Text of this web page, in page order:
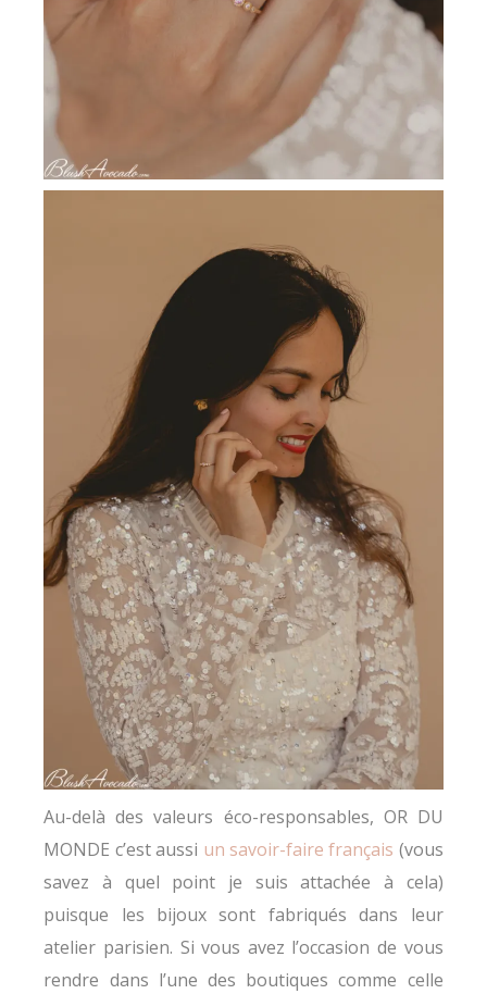
Au-delà des valeurs éco-responsables, OR DU
MONDE c’est aussi un savoir-faire français (vous
savez à quel point je suis attachée à cela)
puisque les bijoux sont fabriqués dans leur
atelier parisien. Si vous avez l’occasion de vous
rendre dans l’une des boutiques comme celle